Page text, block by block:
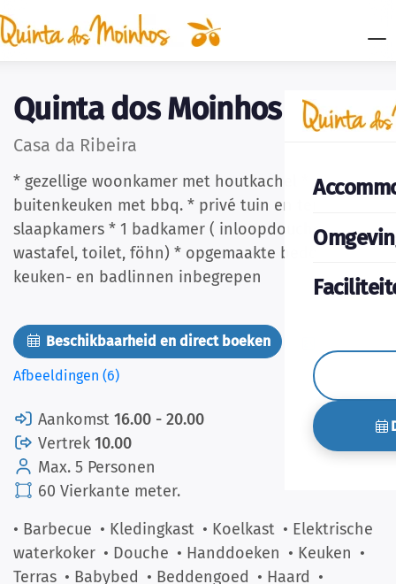
Quinta dos Moinhos
Casa da Ribeira
* gezellige woonkamer met houtkachel *
buitenkeuken met bbq. * privé tuin en terras * 2
slaapkamers * 1 badkamer ( inloopdouche,
wastafel, toilet, föhn) * opgemaakte bedden *
keuken- en badlinnen inbegrepen
Beschikbaarheid en direct boeken
Afbeeldingen (6)
Aankomst 16.00 - 20.00
Vertrek 10.00
Max. 5 Personen
60 Vierkante meter.
• Barbecue • Kledingkast • Koelkast • Elektrische
waterkoker • Douche • Handdoeken • Keuken •
Terras • Babybed • Beddengoed • Haard •